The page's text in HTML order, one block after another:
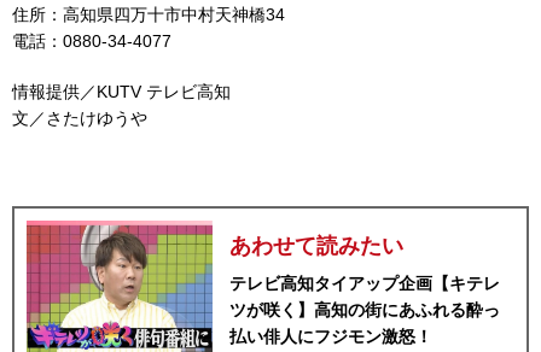
住所：高知県四万十市中村天神橋34
電話：0880-34-4077
情報提供／KUTV テレビ高知
文／さたけゆうや
あわせて読みたい
テレビ高知タイアップ企画【キテレ
ツが咲く】高知の街にあふれる酔っ
払い俳人にフジモン激怒！